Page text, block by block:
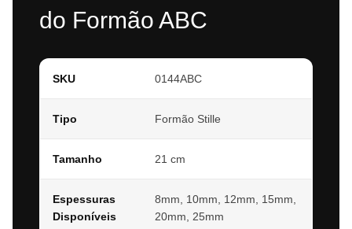
do Formão ABC
SKU 0144ABC
Tipo Formão Stille
Tamanho 21 cm
Espessuras
Disponíveis
8mm, 10mm, 12mm, 15mm,
20mm, 25mm